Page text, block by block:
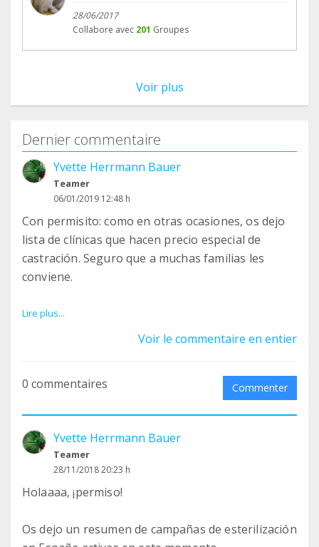
28/06/2017
Collabore avec 201 Groupes
Voir plus
Dernier commentaire
Yvette Herrmann Bauer
Teamer
06/01/2019 12:48 h
Con permisito: como en otras ocasiones, os dejo
lista de clínicas que hacen precio especial de
castración. Seguro que a muchas familias les
conviene.
RESUMEN DE CAMPAÑAS DE ESTERILIZACIÓN EN
ESPAÑA (Precios para particulares)
Badajoz (hasta 15 febrero) Pide cita 924270940 /
924230812
…/a.361520321600/10155546091086601
BARCELONA
Lire plus...
Voir le commentaire en entier
0 commentaires Commenter
Yvette Herrmann Bauer
Teamer
28/11/2018 20:23 h
Holaaaa, ¡permiso!
Os dejo un resumen de campañas de esterilización